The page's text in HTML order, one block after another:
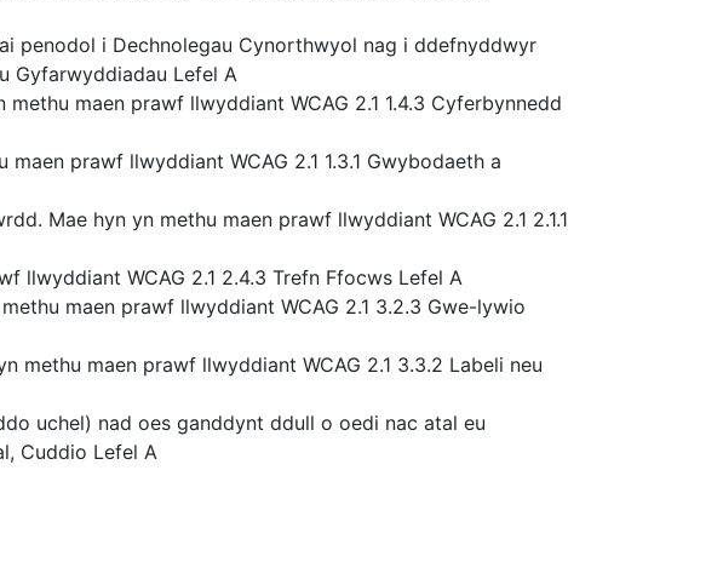
penodol i Dechnolegau Cynorthwyol nag i ddefnyddwyr
Gyfarwyddiadau Lefel A
maen prawf llwyddiant WCAG 2.1 1.4.3 Cyferbynnedd
prawf llwyddiant WCAG 2.1 1.3.1 Gwybodaeth a
Mae hyn yn methu maen prawf llwyddiant WCAG 2.1 2.1.1
llwyddiant WCAG 2.1 2.4.3 Trefn Ffocws Lefel A
maen prawf llwyddiant WCAG 2.1 3.2.3 Gwe-lywio
maen prawf llwyddiant WCAG 2.1 3.3.2 Labeli neu
uchel) nad oes ganddynt ddull o oedi nac atal eu
Cuddio Lefel A